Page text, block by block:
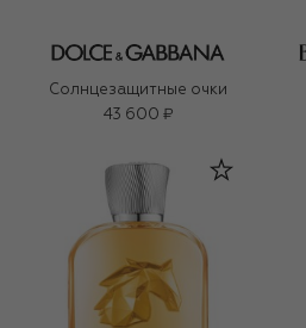
Солнцезащитные очки
43 600 ₽